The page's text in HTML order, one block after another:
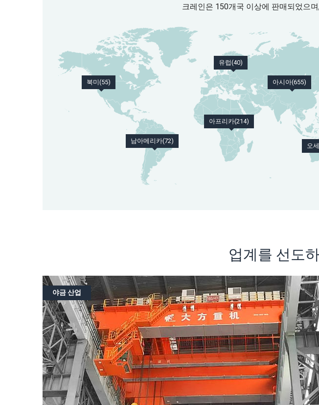
크레인은 150개국 이상에 판매되었으
북미(55)
오
아프리카(214)
남아메리카(72)
유럽(40)
아시아(655)
업계를 선도
야금 산업